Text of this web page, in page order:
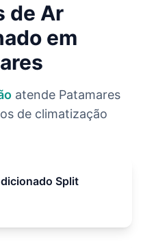
de Ar
em
atende Patamares
de climatização
Split